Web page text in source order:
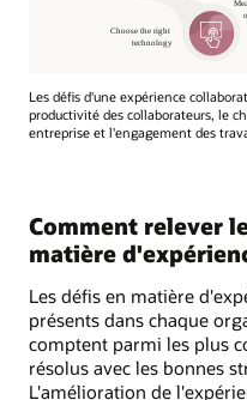
Les défis d'une expérience
productivité des collaborateurs, le
entreprise et l'engagement des
Comment relever
matière
Les défis en matière
présents dans chaque
comptent parmi les plus
résolus avec les bonnes
L'amélioration de